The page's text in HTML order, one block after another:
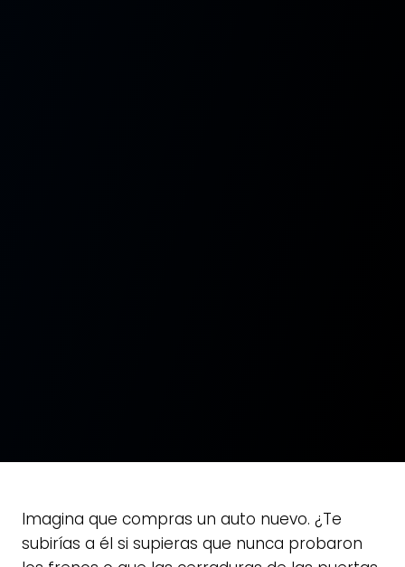
Imagina que compras un auto nuevo. ¿Te
subirías a él si supieras que nunca probaron